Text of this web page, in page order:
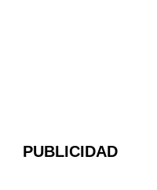
PUBLICIDAD